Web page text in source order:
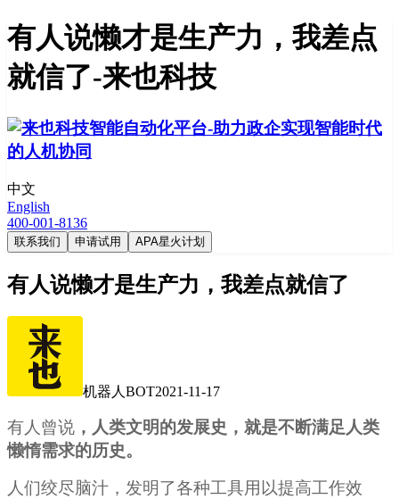
有人说懒才是生产力，我差点
就信了-来也科技
中文
English
400-001-8136
联系我们 申请试用 APA星火计划
有人说懒才是生产力，我差点就信了
机器人BOT2021-11-17
有人曾说 ， 人类文明的发展史，就是不断满足人类
懒惰需求的历史。
人们绞尽脑汁，发明了各种工具用以提高工作效